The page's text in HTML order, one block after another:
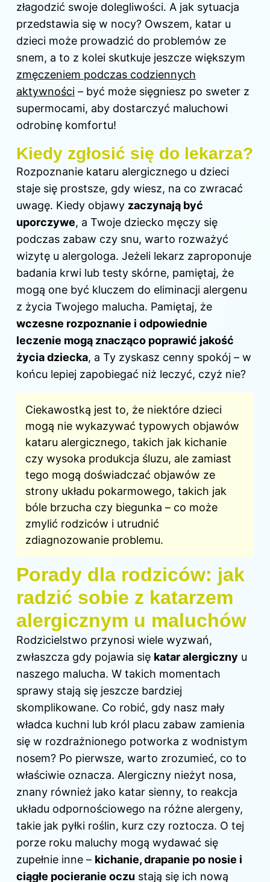
złagodzić swoje dolegliwości. A jak sytuacja
przedstawia się w nocy? Owszem, katar u
dzieci może prowadzić do problemów ze
snem, a to z kolei skutkuje jeszcze większym
zmęczeniem podczas codziennych
aktywności – być może sięgniesz po sweter z
supermocami, aby dostarczyć maluchowi
odrobinę komfortu!
Kiedy zgłosić się do lekarza?
Rozpoznanie kataru alergicznego u dzieci
staje się prostsze, gdy wiesz, na co zwracać
uwagę. Kiedy objawy zaczynają być
uporczywe, a Twoje dziecko męczy się
podczas zabaw czy snu, warto rozważyć
wizytę u alergologa. Jeżeli lekarz zaproponuje
badania krwi lub testy skórne, pamiętaj, że
mogą one być kluczem do eliminacji alergenu
z życia Twojego malucha. Pamiętaj, że
wczesne rozpoznanie i odpowiednie
leczenie mogą znacząco poprawić jakość
życia dziecka, a Ty zyskasz cenny spokój – w
końcu lepiej zapobiegać niż leczyć, czyż nie?
Ciekawostką jest to, że niektóre dzieci
mogą nie wykazywać typowych objawów
kataru alergicznego, takich jak kichanie
czy wysoka produkcja śluzu, ale zamiast
tego mogą doświadczać objawów ze
strony układu pokarmowego, takich jak
bóle brzucha czy biegunka – co może
zmylić rodziców i utrudnić
zdiagnozowanie problemu.
Porady dla rodziców: jak
radzić sobie z katarzem
alergicznym u maluchów
Rodzicielstwo przynosi wiele wyzwań,
zwłaszcza gdy pojawia się katar alergiczny u
naszego malucha. W takich momentach
sprawy stają się jeszcze bardziej
skomplikowane. Co robić, gdy nasz mały
władca kuchni lub król placu zabaw zamienia
się w rozdrażnionego potworka z wodnistym
nosem? Po pierwsze, warto zrozumieć, co to
właściwie oznacza. Alergiczny nieżyt nosa,
znany również jako katar sienny, to reakcja
układu odpornościowego na różne alergeny,
takie jak pyłki roślin, kurz czy roztocza. O tej
porze roku maluchy mogą wydawać się
zupełnie inne – kichanie, drapanie po nosie i
ciągłe pocieranie oczu stają się ich nową